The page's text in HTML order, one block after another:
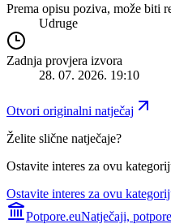
Prema opisu poziva, može biti
Udruge
Zadnja provjera izvora
28. 07. 2026. 19:10
Otvori originalni natječaj
Želite slične natječaje?
Ostavite interes za ovu
Ostavite interes za ovu
Potpore.euNatječaji,